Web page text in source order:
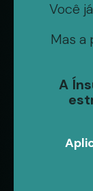
Você
Mas a
A